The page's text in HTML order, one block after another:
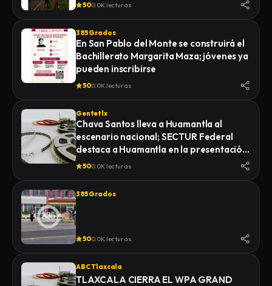
500.0K lecturas
385 Grados
En San Pablo del Monte se construirá el
Bachillerato Margarita Maza; jóvenes ya
pueden inscribirse
500.0K lecturas
Gentetlx
Chava Santos lleva a Huamantla al
escenario nacional; SECTUR Federal
destaca a Huamantla en la presentación
de su feria 2026
500.0K lecturas
385 Grados
500.0K lecturas
ABC Tlaxcala
TLAXCALA CIERRA EL WPA GRAND